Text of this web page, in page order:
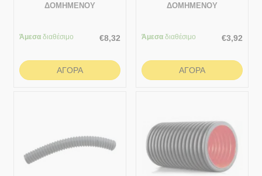
ΔΟΜΗΜΕΝΟΥ
200/171.1
Άμεσα διαθέσιμο €8,32
ΑΓΟΡΆ
ΔΟΜΗΜΕΝΟΥ
125/106.1
Άμεσα διαθέσιμο €3,92
ΑΓΟΡΆ